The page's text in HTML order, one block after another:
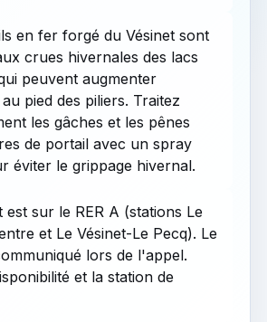
en fer forgé du Vésinet sont
crues hivernales des lacs
peuvent augmenter
pied des piliers. Traitez
les gâches et les pênes
de portail avec un spray
éviter le grippage hivernal.
est sur le RER A (stations Le
et Le Vésinet-Le Pecq). Le
lors de l'appel.
et la station de